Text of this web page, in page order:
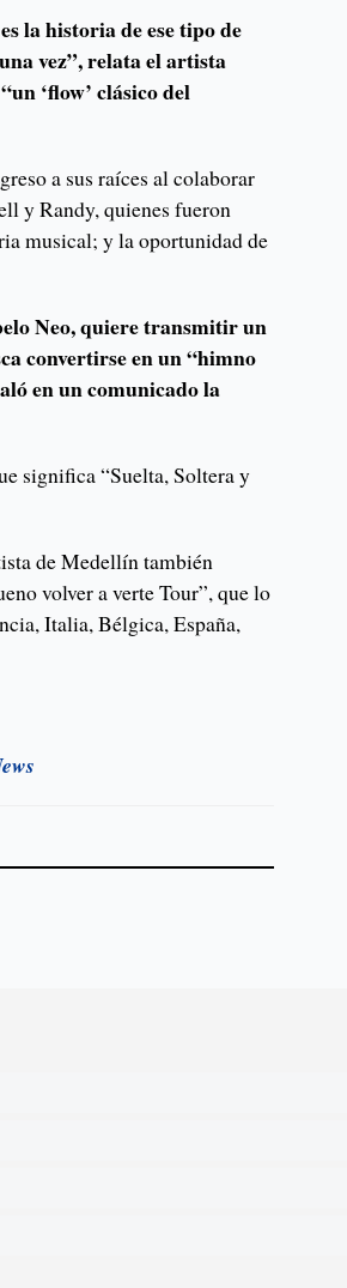
la historia de ese tipo de
vez”, relata el artista
‘flow’ clásico del
a sus raíces al colaborar
y Randy, quienes fueron
musical; y la oportunidad de
Neo, quiere transmitir un
convertirse en un “himno
en un comunicado la
significa “Suelta, Soltera y
de Medellín también
volver a verte Tour”, que lo
Italia, Bélgica, España,